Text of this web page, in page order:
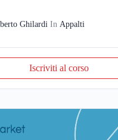
Ghilardi In Appalti
Iscriviti al corso